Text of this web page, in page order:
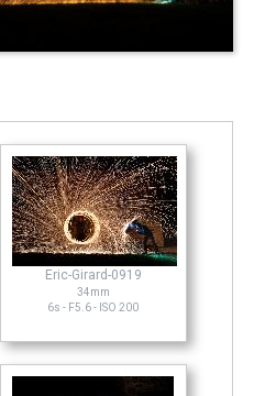
Eric-Girard-0919
34mm
6s - F5.6 - ISO 200